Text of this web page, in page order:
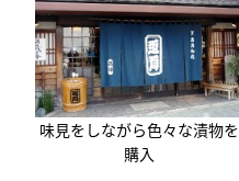
味見をしながら色々な漬物を
購入